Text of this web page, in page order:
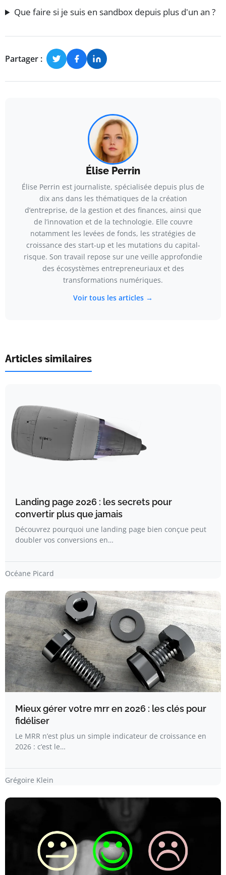
Que faire si je suis en sandbox depuis plus d'un an ?
Partager :
Élise Perrin
Élise Perrin est journaliste, spécialisée depuis plus de
dix ans dans les thématiques de la création
d’entreprise, de la gestion et des finances, ainsi que
de l’innovation et de la technologie. Elle couvre
notamment les levées de fonds, les stratégies de
croissance des start-up et les mutations du capital-
risque. Son travail repose sur une veille approfondie
des écosystèmes entrepreneuriaux et des
transformations numériques.
Voir tous les articles →
Articles similaires
Landing page 2026 : les secrets pour
convertir plus que jamais
Découvrez pourquoi une landing page bien conçue peut
doubler vos conversions en…
Océane Picard
Mieux gérer votre mrr en 2026 : les clés pour
fidéliser
Le MRR n’est plus un simple indicateur de croissance en
2026 : c’est le…
Grégoire Klein